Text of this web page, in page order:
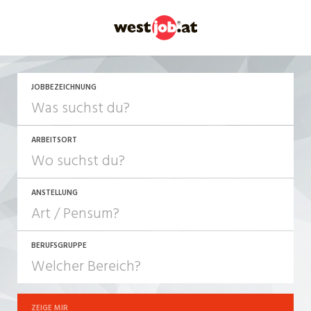
JOBBEZEICHNUNG
ARBEITSORT
ANSTELLUNG
JOB-TYP
Festanstellung
BERUFSGRUPPE
ZEIGE MIR